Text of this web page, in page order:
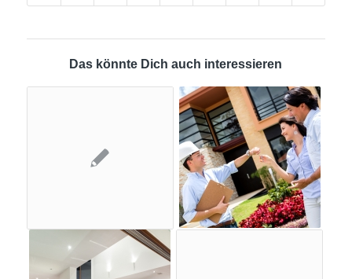
Das könnte Dich auch interessieren